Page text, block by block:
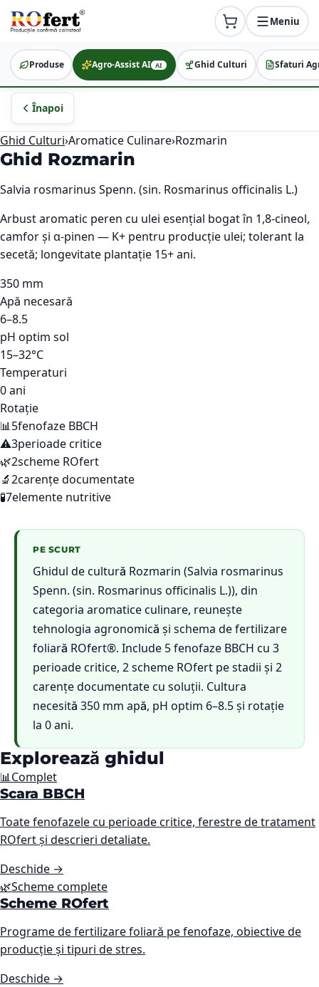
Meniu
Produse Agro-Assist AI AI Ghid Culturi Sfaturi
Înapoi
Ghid Culturi›Aromatice Culinare›Rozmarin
Ghid Rozmarin
Salvia rosmarinus Spenn. (sin. Rosmarinus officinalis L.)
Arbust aromatic peren cu ulei esențial bogat în 1,8-cineol,
camfor și α-pinen — K+ pentru producție ulei; tolerant la
secetă; longevitate plantație 15+ ani.
350 mm
Apă necesară
6–8.5
pH optim sol
15–32°C
Temperaturi
0 ani
Rotație
📊5fenofaze BBCH
⚠️3perioade critice
🌿2scheme ROfert
🔬2carențe documentate
🧪7elemente nutritive
PE SCURT
Ghidul de cultură Rozmarin (Salvia rosmarinus
Spenn. (sin. Rosmarinus officinalis L.)), din
categoria aromatice culinare, reunește
tehnologia agronomică și schema de fertilizare
foliară ROfert®. Include 5 fenofaze BBCH cu 3
perioade critice, 2 scheme ROfert pe stadii și 2
carențe documentate cu soluții. Cultura
necesită 350 mm apă, pH optim 6–8.5 și rotație
la 0 ani.
Explorează ghidul
📊Complet
Scara BBCH
Toate fenofazele cu perioade critice, ferestre de tratament
ROfert și descrieri detaliate.
Deschide →
🌿Scheme complete
Scheme ROfert
Programe de fertilizare foliară pe fenofaze, obiective de
producție și tipuri de stres.
Deschide →